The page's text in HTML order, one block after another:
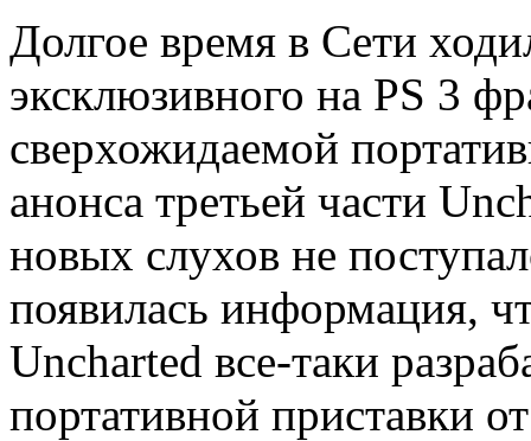
Долгое время в Сети
эксклюзивного на PS 3
сверхожидаемой
анонса третьей части
новых слухов не
появилась информация,
Uncharted все-таки
портативной приставки